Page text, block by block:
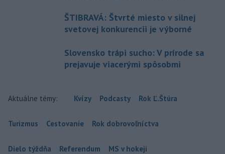
ŠTIBRAVÁ: Štvrté miesto v silnej
svetovej konkurencii je výborné
Slovensko trápi sucho: V prírode sa
prejavuje viacerými spôsobmi
Aktuálne témy: Kvízy Podcasty Rok Ľ.Štúra
Turizmus Cestovanie Rok dobrovoľníctva
Dielo týždňa Referendum MS v hokeji